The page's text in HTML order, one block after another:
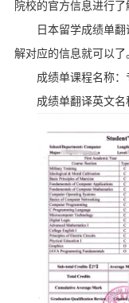
院校的官方信息进行了
日本留学成绩单
解对应的信息就可以了
成绩单课程名称：
成绩单翻译英文名